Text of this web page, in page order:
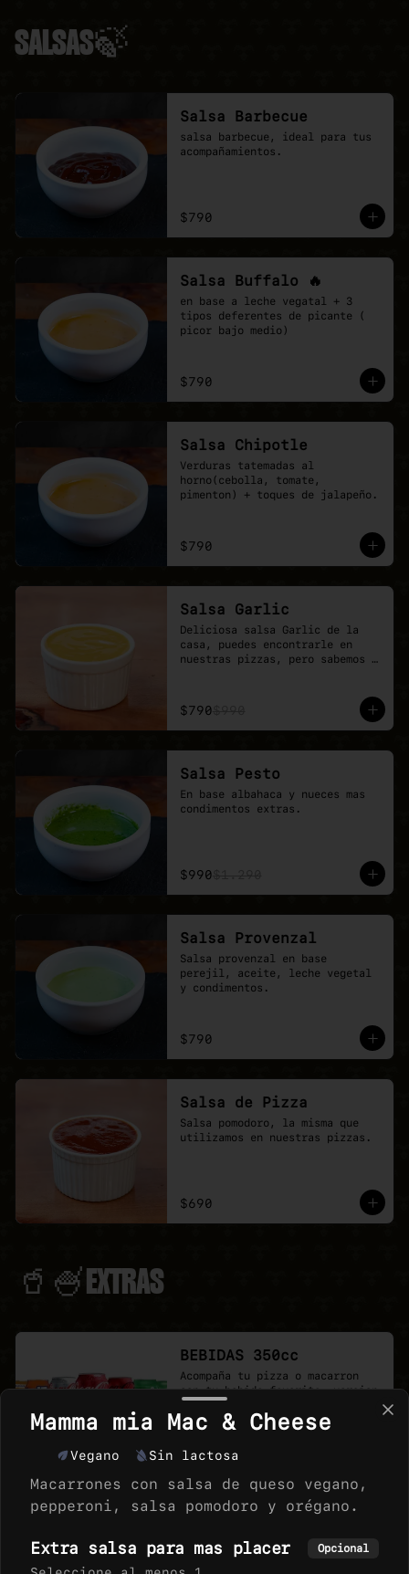
SALSAS🍃
Salsa Barbecue
salsa barbecue, ideal para tus
acompañamientos.
$790
Salsa Buffalo 🔥
en base a leche vegatal + 3
tipos deferentes de picante (
picor bajo medio)
$790
Salsa Chipotle
Verduras tatemadas al
horno(cebolla, tomate,
pimenton) + toques de jalapeño.
$790
Salsa Garlic
Deliciosa salsa Garlic de la
casa, puedes encontrarle en
nuestras pizzas, pero sabemos
$790
Salsa Pesto
En base albahaca y nueces mas
condimentos extras.
$990
Salsa Provenzal
Salsa provenzal en base
perejil, aceite, leche vegetal
y condimentos.
$790
Salsa de Pizza
Salsa pomodoro, la misma que
utilizamos en nuestras pizzas.
$690
🥤🍧EXTRAS
BEBIDAS 350cc
Acompaña tu pizza o macarron
con tu bebida favorita, version
HELADO VEGICE 240CC
Variedad de Helados de la marca
Vegice, sabor que te
sorprenderan.
Mamma mia Mac & Cheese
Vegano Sin lactosa
Macarrones con salsa de queso vegano,
pepperoni, salsa pomodoro y orégano.
Extra salsa para mas placer Opcional